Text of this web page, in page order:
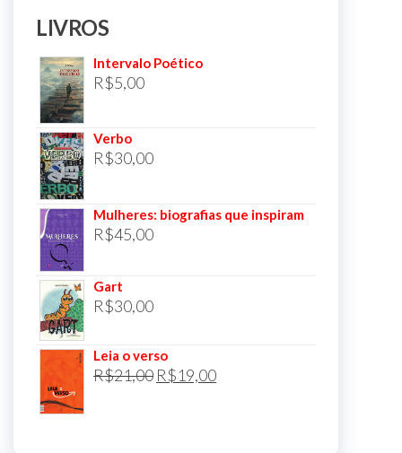
LIVROS
Intervalo Poético
R$5,00
Verbo
R$30,00
Mulheres: biografias que inspiram
R$45,00
Gart
R$30,00
Leia o verso
R$21,00 O
R$19,00O